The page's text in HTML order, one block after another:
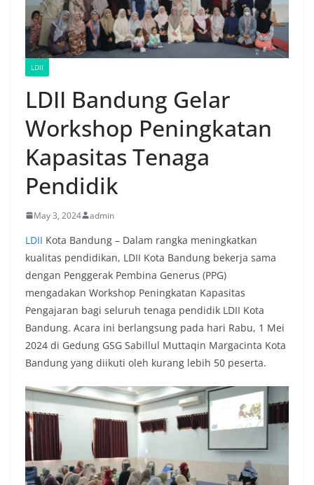
LDII
LDII Bandung Gelar
Workshop Peningkatan
Kapasitas Tenaga
Pendidik
May 3, 2024 admin
LDII Kota Bandung – Dalam rangka meningkatkan
kualitas pendidikan, LDII Kota Bandung bekerja sama
dengan Penggerak Pembina Generus (PPG)
mengadakan Workshop Peningkatan Kapasitas
Pengajaran bagi seluruh tenaga pendidik LDII Kota
Bandung. Acara ini berlangsung pada hari Rabu, 1 Mei
2024 di Gedung GSG Sabillul Muttaqin Margacinta Kota
Bandung yang diikuti oleh kurang lebih 50 peserta.